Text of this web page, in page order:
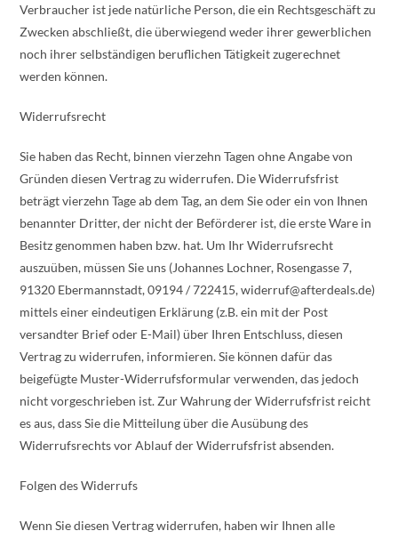
Verbraucher ist jede natürliche Person, die ein Rechtsgeschäft zu
Zwecken abschließt, die überwiegend weder ihrer gewerblichen
noch ihrer selbständigen beruflichen Tätigkeit zugerechnet
werden können.
Widerrufsrecht
Sie haben das Recht, binnen vierzehn Tagen ohne Angabe von
Gründen diesen Vertrag zu widerrufen. Die Widerrufsfrist
beträgt vierzehn Tage ab dem Tag, an dem Sie oder ein von Ihnen
benannter Dritter, der nicht der Beförderer ist, die erste Ware in
Besitz genommen haben bzw. hat. Um Ihr Widerrufsrecht
auszuüben, müssen Sie uns (Johannes Lochner, Rosengasse 7,
91320 Ebermannstadt, 09194 / 722415, widerruf@afterdeals.de)
mittels einer eindeutigen Erklärung (z.B. ein mit der Post
versandter Brief oder E-Mail) über Ihren Entschluss, diesen
Vertrag zu widerrufen, informieren. Sie können dafür das
beigefügte Muster-Widerrufsformular verwenden, das jedoch
nicht vorgeschrieben ist. Zur Wahrung der Widerrufsfrist reicht
es aus, dass Sie die Mitteilung über die Ausübung des
Widerrufsrechts vor Ablauf der Widerrufsfrist absenden.
Folgen des Widerrufs
Wenn Sie diesen Vertrag widerrufen, haben wir Ihnen alle